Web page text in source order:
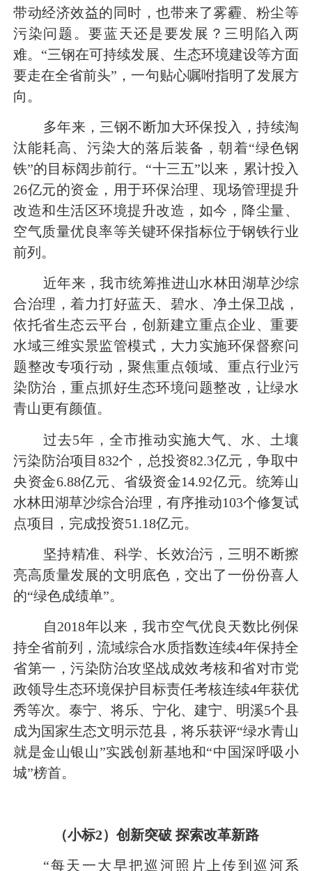
带动经济效益的同时，也带来了雾霾、粉尘等
污染问题。要蓝天还是要发展？三明陷入两
难。“三钢在可持续发展、生态环境建设等方面
要走在全省前头”，一句贴心嘱咐指明了发展方
向。
多年来，三钢不断加大环保投入，持续淘
汰能耗高、污染大的落后装备，朝着“绿色钢
铁”的目标阔步前行。“十三五”以来，累计投入
26亿元的资金，用于环保治理、现场管理提升
改造和生活区环境提升改造，如今，降尘量、
空气质量优良率等关键环保指标位于钢铁行业
前列。
近年来，我市统筹推进山水林田湖草沙综
合治理，着力打好蓝天、碧水、净土保卫战，
依托省生态云平台，创新建立重点企业、重要
水域三维实景监管模式，大力实施环保督察问
题整改专项行动，聚焦重点领域、重点行业污
染防治，重点抓好生态环境问题整改，让绿水
青山更有颜值。
过去5年，全市推动实施大气、水、土壤
污染防治项目832个，总投资82.3亿元，争取中
央资金6.88亿元、省级资金14.92亿元。统筹山
水林田湖草沙综合治理，有序推动103个修复试
点项目，完成投资51.18亿元。
坚持精准、科学、长效治污，三明不断擦
亮高质量发展的文明底色，交出了一份份喜人
的“绿色成绩单”。
自2018年以来，我市空气优良天数比例保
持全省前列，流域综合水质指数连续4年保持全
省第一，污染防治攻坚战成效考核和省对市党
政领导生态环境保护目标责任考核连续4年获优
秀等次。泰宁、将乐、宁化、建宁、明溪5个县
成为国家生态文明示范县，将乐获评“绿水青山
就是金山银山”实践创新基地和“中国深呼吸小
城”榜首。
（小标2）创新突破 探索改革新路
“每天一大早把巡河照片上传到巡河系